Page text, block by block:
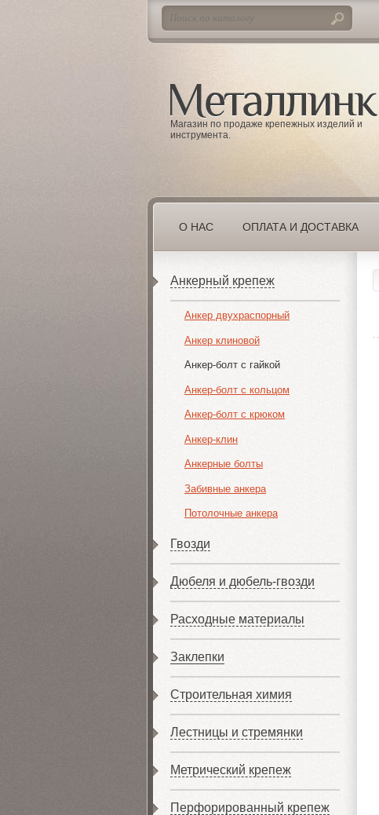
Магазин по продаже крепежных изделий и
инструмента.
Анкерный крепеж
Анкер двухраспорный
Анкер клиновой
Анкер-болт с гайкой
Анкер-болт с кольцом
Анкер-болт с крюком
Анкер-клин
Анкерные болты
Забивные анкера
Потолочные анкера
Гвозди
Дюбеля и дюбель-гвозди
Расходные материалы
Заклепки
Строительная химия
Лестницы и стремянки
Метрический крепеж
Перфорированный крепеж
О НАС ОПЛАТА И ДОСТАВКА